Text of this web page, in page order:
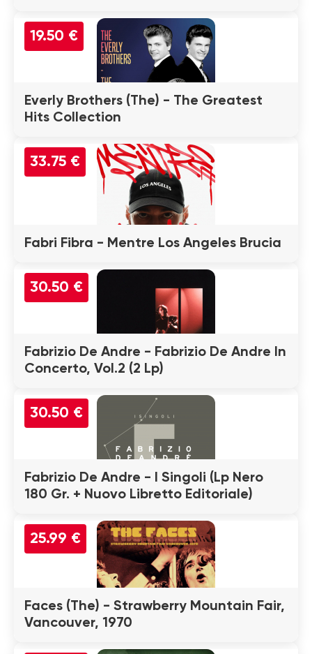
19.50 €
Everly Brothers (The) - The Greatest
Hits Collection
33.75 €
Fabri Fibra - Mentre Los Angeles Brucia
30.50 €
Fabrizio De Andre - Fabrizio De Andre In
Concerto, Vol.2 (2 Lp)
30.50 €
Fabrizio De Andre - I Singoli (Lp Nero
180 Gr. + Nuovo Libretto Editoriale)
25.99 €
Faces (The) - Strawberry Mountain Fair,
Vancouver, 1970